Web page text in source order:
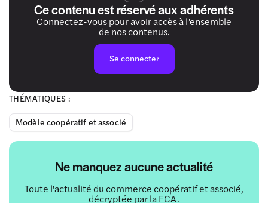
THÉMATIQUES :
Modèle coopératif et associé
Ne manquez aucune actualité
Toute l'actualité du commerce coopératif et associé,
décryptée par la FCA.
Ce contenu est réservé aux adhérents
Connectez-vous pour avoir accès à l’ensemble
de nos contenus.
Se connecter